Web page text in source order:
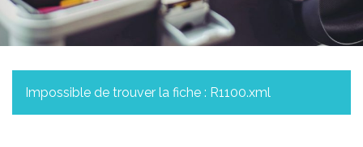
Impossible de trouver la fiche : R1100.xml